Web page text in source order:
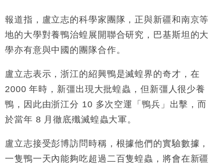
報道指，盧立志的科學家團隊，正與新疆和南京等
地的大學對養鴨治蝗展開聯合研究，巴基斯坦的大
學亦有意與中國的團隊合作。
盧立志表示，浙江的紹興鴨是滅蝗界的奇才，在
2000 年時，新彊出現大批蝗蟲，但新彊人很少養
鴨，因此由浙江分 10 多次空運「鴨兵」出擊，而
於當年 8 月徹底殲滅蝗蟲大軍。
盧立志接受彭博訪問時稱，根據他們的實驗數據，
一隻鴨一天內能夠吃超過二百隻蝗蟲，將會在新疆